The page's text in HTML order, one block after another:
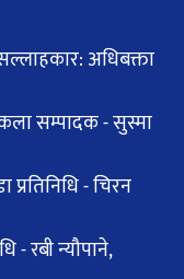
सल्लाहकार: अधिबक्ता
सम्पादक - सुस्मा
प्रतिनिधि - चिरन
- रबी न्यौपाने,